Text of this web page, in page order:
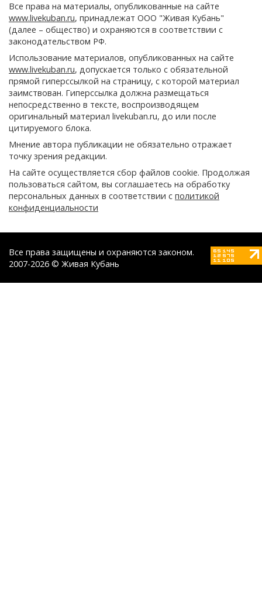
Все права на материалы, опубликованные на сайте
www.livekuban.ru, принадлежат ООО "Живая Кубань"
(далее – общество) и охраняются в соответствии с
законодательством РФ.
Использование материалов, опубликованных на сайте
www.livekuban.ru, допускается только с обязательной
прямой гиперссылкой на страницу, с которой материал
заимствован. Гиперссылка должна размещаться
непосредственно в тексте, воспроизводящем
оригинальный материал livekuban.ru, до или после
цитируемого блока.
Мнение автора публикации не обязательно отражает
точку зрения редакции.
На сайте осуществляется сбор файлов cookie. Продолжая
пользоваться сайтом, вы соглашаетесь на обработку
персональных данных в соответствии с политикой
конфиденциальности
Все права защищены и охраняются законом.
2007-2026 © Живая Кубань